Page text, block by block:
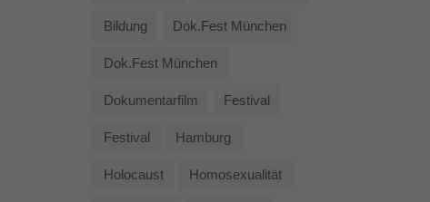
Bildung Dok.fest München
Dok.fest München
Dokumentarfilm Festival
Festival Hamburg
Holocaust Homosexualität